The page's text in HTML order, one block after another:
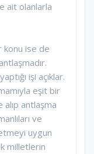
ait olanlarla
konu ise de
işi açıklar.
eşit bir
antlaşma
ve
uygun
milletlerin